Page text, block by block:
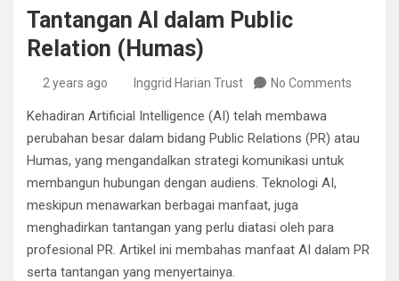
Tantangan AI dalam Public
Relation (Humas)
2 years ago Inggrid Harian Trust No Comments
Kehadiran Artificial Intelligence (AI) telah membawa
perubahan besar dalam bidang Public Relations (PR) atau
Humas, yang mengandalkan strategi komunikasi untuk
membangun hubungan dengan audiens. Teknologi AI,
meskipun menawarkan berbagai manfaat, juga
menghadirkan tantangan yang perlu diatasi oleh para
profesional PR. Artikel ini membahas manfaat AI dalam PR
serta tantangan yang menyertainya.